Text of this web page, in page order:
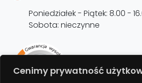
Cenimy prywatność
Poniedziałek - Piątek: 8.00 -
Sobota: nieczynne
przedłużenie